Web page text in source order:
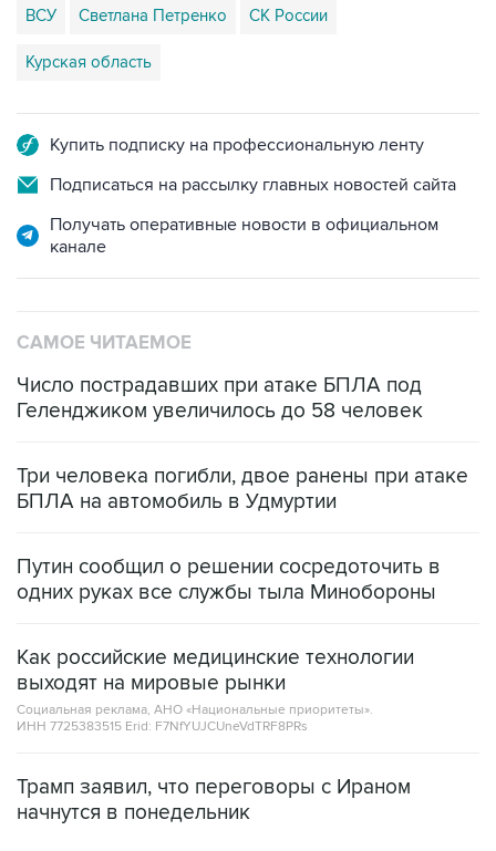
ВСУ Светлана Петренко СК России
Курская область
Купить подписку на профессиональную ленту
Подписаться на рассылку главных новостей сайта
Получать оперативные новости в официальном
канале
САМОЕ ЧИТАЕМОЕ
Число пострадавших при атаке БПЛА под
Геленджиком увеличилось до 58 человек
Три человека погибли, двое ранены при атаке
БПЛА на автомобиль в Удмуртии
Путин сообщил о решении сосредоточить в
одних руках все службы тыла Минобороны
Как российские медицинские технологии
выходят на мировые рынки
Социальная реклама, АНО «Национальные приоритеты».
ИНН 7725383515 Erid: F7NfYUJCUneVdTRF8PRs
Трамп заявил, что переговоры с Ираном
начнутся в понедельник